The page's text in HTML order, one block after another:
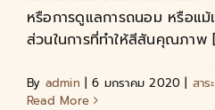
หรือการดูแลการถนอม หรือแ
ส่วนในการที่ทำให้สีสันคุณภาพ
By admin | 6 มกราคม 2020 | สาระ
Read More